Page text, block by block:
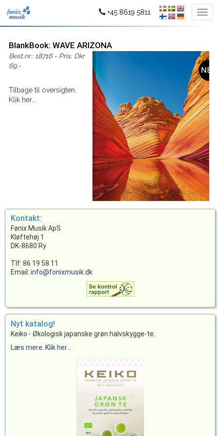
+45 8619 5811
BlankBook: WAVE ARIZONA
Best.nr.: 18716 - Pris: Dkr
69,-
Tilbage til oversigten.
Klik her...
Kontakt:
Fønix Musik ApS
Kløftehøj 1
DK-8680 Ry
Tlf: 86 19 58 11
Email: info@fonixmusik.dk
Nyt katalog!
Keiko - Økologisk japanske grøn halvskygge-te.
Læs mere. Klik her...